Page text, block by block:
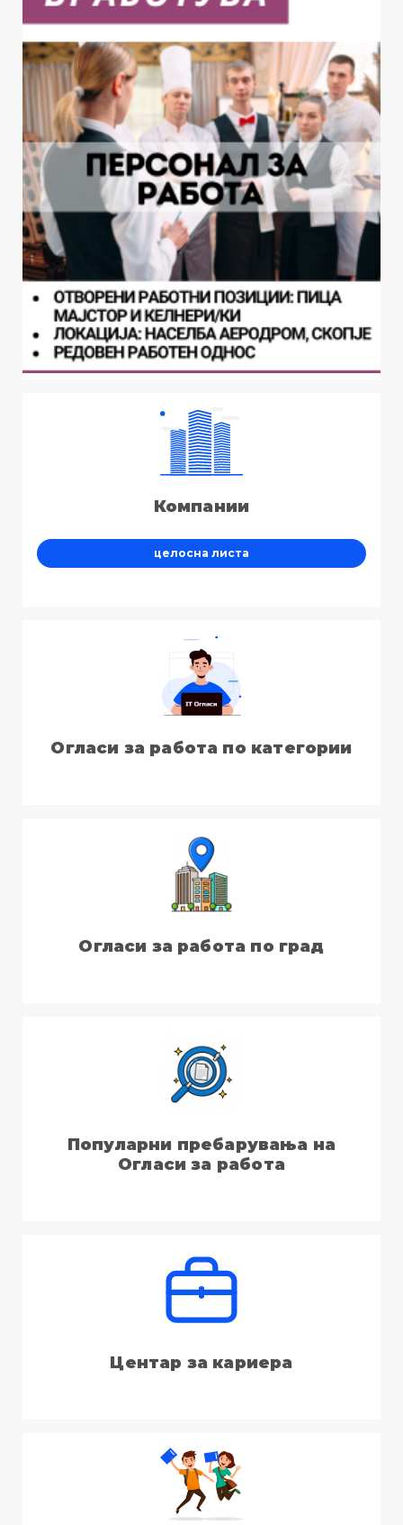
Компании
целосна листа
Огласи за работа по категории
Огласи за работа по град
Популарни пребарувања на
Огласи за работа
Центар за кариера